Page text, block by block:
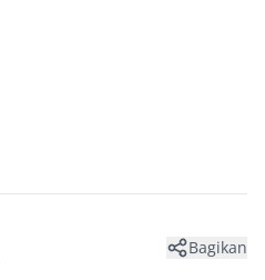
Bagikan